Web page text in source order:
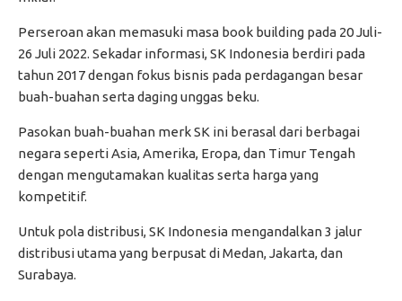
Perseroan akan memasuki masa book building pada 20 Juli-
26 Juli 2022. Sekadar informasi, SK Indonesia berdiri pada
tahun 2017 dengan fokus bisnis pada perdagangan besar
buah-buahan serta daging unggas beku.
Pasokan buah-buahan merk SK ini berasal dari berbagai
negara seperti Asia, Amerika, Eropa, dan Timur Tengah
dengan mengutamakan kualitas serta harga yang
kompetitif.
Untuk pola distribusi, SK Indonesia mengandalkan 3 jalur
distribusi utama yang berpusat di Medan, Jakarta, dan
Surabaya.